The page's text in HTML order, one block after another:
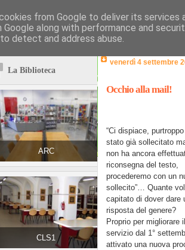
La Biblioteca
ARC
CLS1
venerdì 4 settembre
Occhio alla mail!
“Ci dispiace,
stato già sollecitato
non ha ancora
riconsegna del testo,
procederemo con un
sollecito”… Quante
capitato di dover dare
risposta del genere?
Proprio per migliorare
servizio dal 1°
attivato una nuova
from Google to deliver its services
Google along with performance and
detect and address abuse.